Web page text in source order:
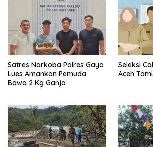
Satres Narkoba Polres Gayo
Lues Amankan Pemuda
Bawa 2 Kg Ganja
Seleksi
Aceh